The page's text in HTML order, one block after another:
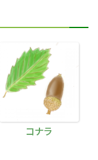
コナラ